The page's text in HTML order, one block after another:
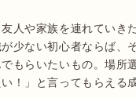
人や家族を連れていき
少ない初心者ならば、
もらいたいもの。場所
！」と言ってもらえる